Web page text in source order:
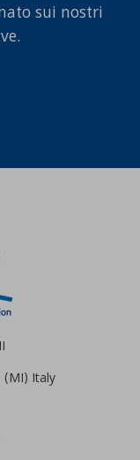
sui nostri
(MI) Italy